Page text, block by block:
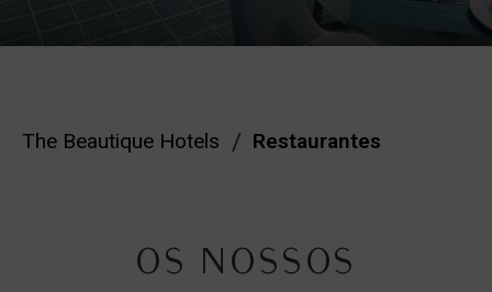
The Beautique Hotels Restaurantes
OS NOSSOS